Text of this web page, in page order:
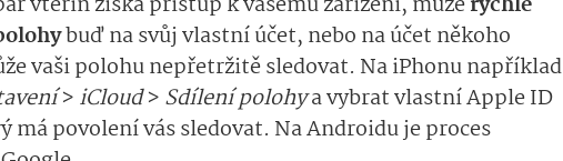
buď na svůj vlastní účet, nebo na účet někoho
vaši polohu nepřetržitě sledovat. Na iPhonu například
> iCloud> Sdílení polohya vybrat vlastní Apple ID
má povolení vás sledovat. Na Androidu je proces